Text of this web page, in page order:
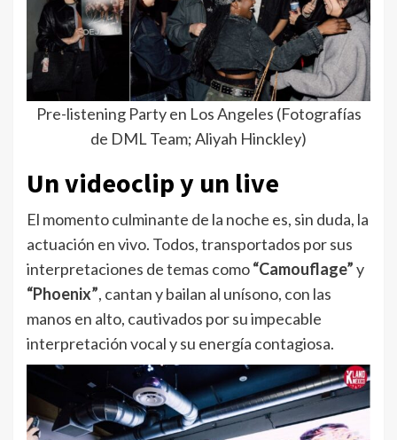
Pre-listening Party en Los Angeles (Fotografías
de DML Team; Aliyah Hinckley)
Un videoclip y un live
El momento culminante de la noche es, sin duda, la
actuación en vivo. Todos, transportados por sus
interpretaciones de temas como“Camouflage”y
“Phoenix”, cantan y bailan al unísono, con las
manos en alto, cautivados por su impecable
interpretación vocal y su energía contagiosa.